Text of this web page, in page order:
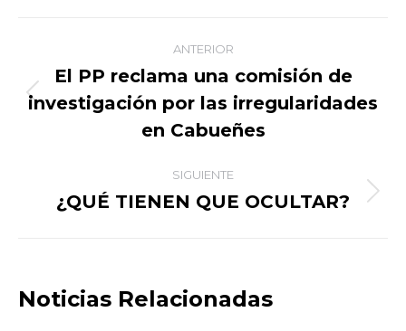
Navegación
entre
publicaciones
ANTERIOR
Publicación
anterior:
El PP reclama una comisión de
investigación por las irregularidades
en Cabueñes
SIGUIENTE
Publicación
¿QUÉ TIENEN QUE OCULTAR?
Noticias Relacionadas